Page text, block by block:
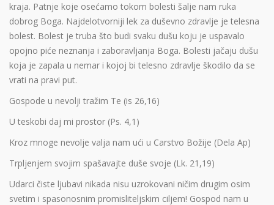
kraja. Patnje koje osećamo tokom bolesti šalje nam ruka
dobrog Boga. Najdelotvorniji lek za duševno zdravlje je telesna
bolest. Bolest je truba što budi svaku dušu koju je uspavalo
opojno piće neznanja i zaboravljanja Boga. Bolesti jačaju dušu
koja je zapala u nemar i kojoj bi telesno zdravlje škodilo da se
vrati na pravi put.
Gospode u nevolji tražim Te (is 26,16)
U teskobi daj mi prostor (Ps. 4,1)
Kroz mnoge nevolje valja nam ući u Carstvo Božije (Dela Ap)
Trpljenjem svojim spašavajte duše svoje (Lk. 21,19)
Udarci čiste ljubavi nikada nisu uzrokovani ničim drugim osim
svetim i spasonosnim promisliteljskim ciljem! Gospod nam u